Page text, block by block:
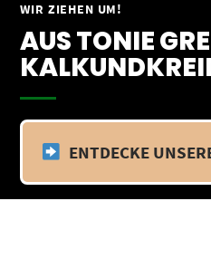
WIR ZIEHEN UM!
AUS TONIE
ENTDECKE
Springe
Inhalt
Vom 09.04.25 - 20.04.25
Zeitraum findet kein